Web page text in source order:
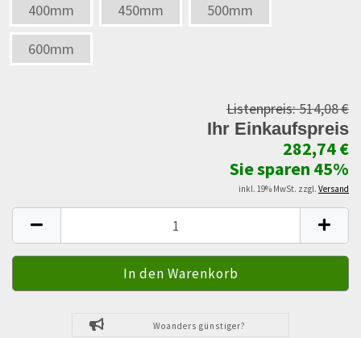
400mm 450mm 500mm
600mm
Listenpreis:514,08 €
Ihr Einkaufspreis
282,74 €
Sie sparen 45%
inkl. 19% MwSt. zzgl. Versand
Woanders günstiger?